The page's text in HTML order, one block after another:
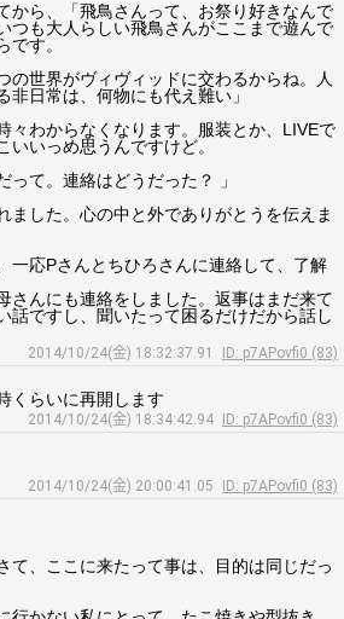
から、「飛鳥さんって、お祭り好きなんで
つも大人らしい飛鳥さんがここまで遊んで
です。
の世界がヴィヴィッドに交わるからね。人
非日常は、何物にも代え難い」
々わからなくなります。服装とか、LIVEで
いっめ思うんですけど。
って。連絡はどうだった？ 」
ました。心の中と外でありがとうを伝えま
一応Pさんとちひろさんに連絡して、了解
さんにも連絡をしました。返事はまだ来て
話ですし、聞いたって困るだけだから話し
2014/10/24(金) 18:32:37.91
ID: p7APovfi0 (83)
くらいに再開します
2014/10/24(金) 18:34:42.94
ID: p7APovfi0 (83)
2014/10/24(金) 20:00:41.05
ID: p7APovfi0 (83)
て、ここに来たって事は、目的は同じだっ